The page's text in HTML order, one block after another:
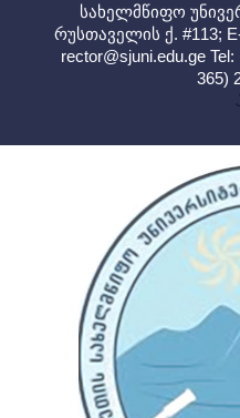
სახელმწიფო
რუსთაველის ქ. #113;
rector@sjuni.edu.ge Tel:
365)